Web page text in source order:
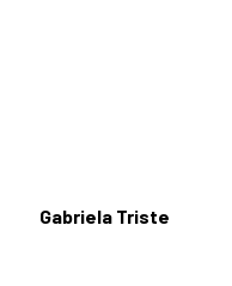
Gabriela Triste